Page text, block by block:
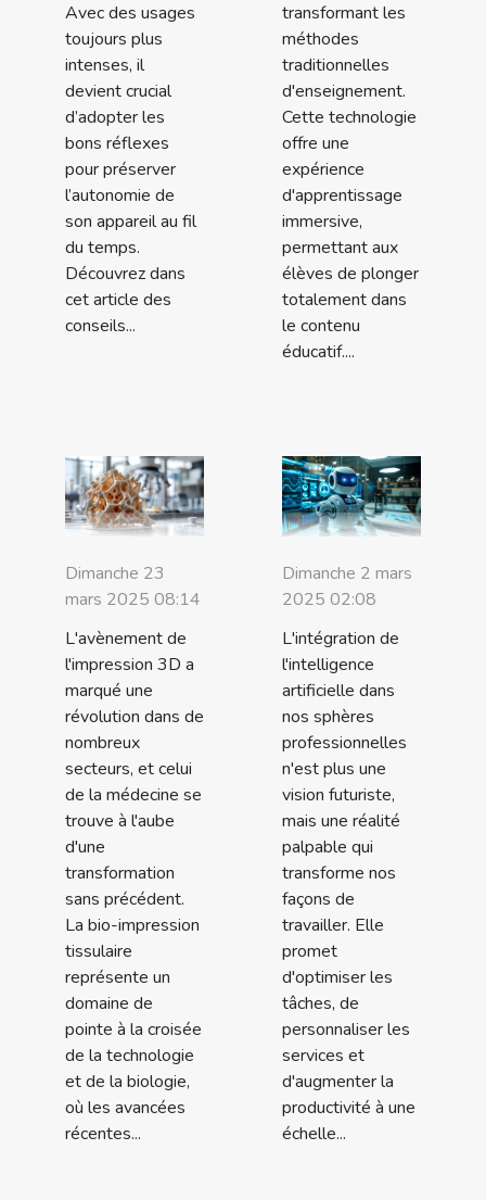
Avec des usages
toujours plus
intenses, il
devient crucial
d’adopter les
bons réflexes
pour préserver
l’autonomie de
son appareil au fil
du temps.
Découvrez dans
cet article des
conseils...
transformant les
méthodes
traditionnelles
d'enseignement.
Cette technologie
offre une
expérience
d'apprentissage
immersive,
permettant aux
élèves de plonger
totalement dans
le contenu
éducatif....
Dimanche 23
mars 2025 08:14
L'avènement de
l'impression 3D a
marqué une
révolution dans de
nombreux
secteurs, et celui
de la médecine se
trouve à l'aube
d'une
transformation
sans précédent.
La bio-impression
tissulaire
représente un
domaine de
pointe à la croisée
de la technologie
et de la biologie,
où les avancées
récentes...
Dimanche 2 mars
2025 02:08
L'intégration de
l'intelligence
artificielle dans
nos sphères
professionnelles
n'est plus une
vision futuriste,
mais une réalité
palpable qui
transforme nos
façons de
travailler. Elle
promet
d'optimiser les
tâches, de
personnaliser les
services et
d'augmenter la
productivité à une
échelle...